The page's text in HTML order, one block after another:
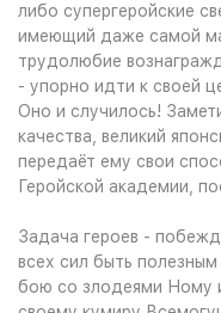
либо супергеройские
имеющий даже самой
трудолюбие
- упорно идти к своей
Оно и случилось!
качества, великий
передаёт ему свои
Геройской академии,
Задача героев -
всех сил быть
бою со злодеями Ному